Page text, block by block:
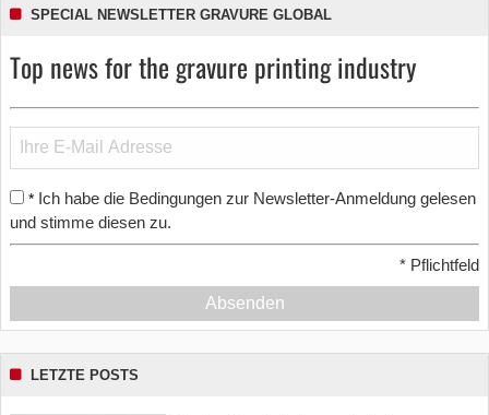
SPECIAL NEWSLETTER GRAVURE GLOBAL
Top news for the gravure printing industry
* Ich habe die Bedingungen zur Newsletter-Anmeldung gelesen
und stimme diesen zu.
* Pflichtfeld
Absenden
LETZTE POSTS